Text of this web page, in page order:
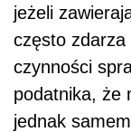
jeżeli
często zdarza
czynności
podatnika, że
jednak